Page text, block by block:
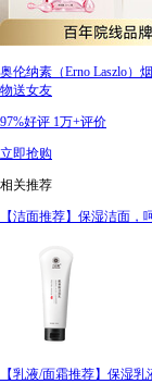
奥伦纳素（Erno Laszlo）
物送女友
97%好评 1万+评价
立即抢购
相关推荐
【洁面推荐】保湿洁面，
【乳液/面霜推荐】保湿